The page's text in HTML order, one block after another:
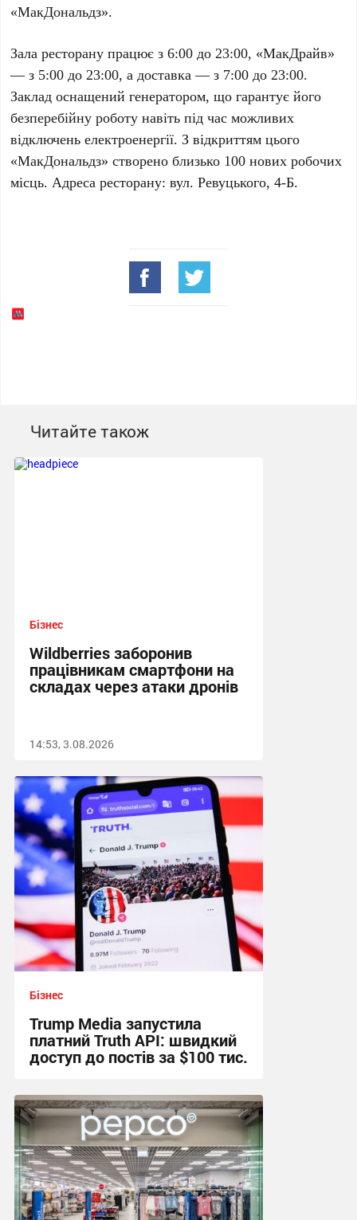
«МакДональдз».
Зала ресторану працює з6:00 до 23:00, «МакДрайв»
— з 5:00 до 23:00, а доставка — з 7:00 до 23:00.
Заклад оснащений генератором, що гарантує його
безперебійну роботу навіть під час можливих
відключень електроенергії. З відкриттям цього
«МакДональдз» створено близько 100 нових робочих
місць. Адреса ресторану:вул. Ревуцького, 4-Б.
Читайте також
Бізнес
Wildberries заборонив
працівникам смартфони на
складах через атаки дронів
14:53, 3.08.2026
Бізнес
Trump Media запустила
платний Truth API: швидкий
доступ до постів за $100 тис.
12:36, 3.08.2026